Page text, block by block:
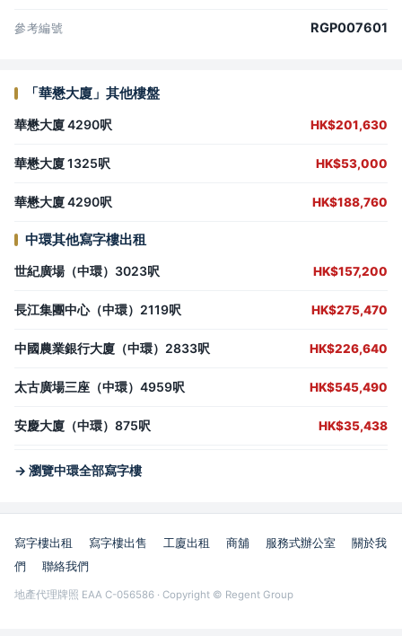
參考編號 RGP007601
「華懋大廈」其他樓盤
華懋大廈 4290呎 HK$201,630
華懋大廈 1325呎 HK$53,000
華懋大廈 4290呎 HK$188,760
中環其他寫字樓出租
世紀廣場（中環）3023呎 HK$157,200
長江集團中心（中環）2119呎 HK$275,470
中國農業銀行大廈（中環）2833呎 HK$226,640
太古廣場三座（中環）4959呎 HK$545,490
安慶大廈（中環）875呎 HK$35,438
→ 瀏覽中環全部寫字樓
寫字樓出租 寫字樓出售 工廈出租 商舖 服務式辦公室
關於我
們
聯絡我們
地產代理牌照 EAA C-056586 · Copyright © Regent Group